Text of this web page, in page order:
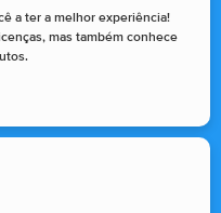
a ter a melhor experiência!
mas também conhece